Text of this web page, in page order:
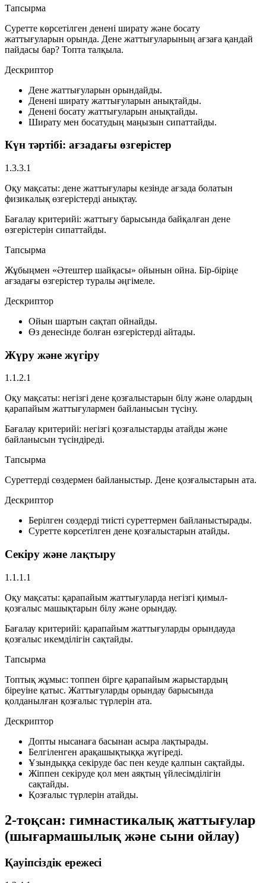
Тапсырма
Суретте көрсетілген денені ширату және босату
жаттығуларын орында. Дене жаттығуларының ағзаға қандай
пайдасы бар? Топта талқыла.
Дескриптор
Дене жаттығуларын орындайды.
Денені ширату жаттығуларын анықтайды.
Денені босату жаттығуларын анықтайды.
Ширату мен босатудың маңызын сипаттайды.
Күн тәртібі: ағзадағы өзгерістер
1.3.3.1
Оқу мақсаты: дене жаттығулары кезінде ағзада болатын
физикалық өзгерістерді анықтау.
Бағалау критерийі: жаттығу барысында байқалған дене
өзгерістерін сипаттайды.
Тапсырма
Жұбыңмен «Әтештер шайқасы» ойынын ойна. Бір-біріңе
ағзадағы өзгерістер туралы әңгімеле.
Дескриптор
Ойын шартын сақтап ойнайды.
Өз денесінде болған өзгерістерді айтады.
Жүру және жүгіру
1.1.2.1
Оқу мақсаты: негізгі дене қозғалыстарын білу және олардың
қарапайым жаттығулармен байланысын түсіну.
Бағалау критерийі: негізгі қозғалыстарды атайды және
байланысын түсіндіреді.
Тапсырма
Суреттерді сөздермен байланыстыр. Дене қозғалыстарын ата.
Дескриптор
Берілген сөздерді тиісті суреттермен байланыстырады.
Суретте көрсетілген дене қозғалыстарын атайды.
Секіру және лақтыру
1.1.1.1
Оқу мақсаты: қарапайым жаттығуларда негізгі қимыл-
қозғалыс машықтарын білу және орындау.
Бағалау критерийі: қарапайым жаттығуларды орындауда
қозғалыс икемділігін сақтайды.
Тапсырма
Топтық жұмыс: топпен бірге қарапайым жарыстардың
біреуіне қатыс. Жаттығуларды орындау барысында
қолданылған қозғалыс түрлерін ата.
Дескриптор
Допты нысанаға басынан асыра лақтырады.
Белгіленген арақашықтыққа жүгіреді.
Ұзындыққа секіруде бас пен кеуде қалпын сақтайды.
Жіппен секіруде қол мен аяқтың үйлесімділігін
сақтайды.
Қозғалыс түрлерін атайды.
2-тоқсан: гимнастикалық жаттығулар
(шығармашылық және сыни ойлау)
Қауіпсіздік ережесі